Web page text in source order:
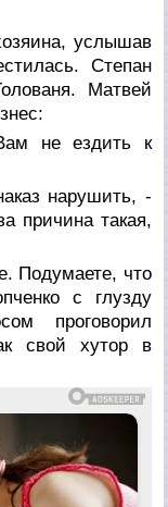
услышав
Степан
Матвей
не ездить к
нарушить, -
причина такая,
Подумаете, что
с глузду
проговорил
свой хутор в